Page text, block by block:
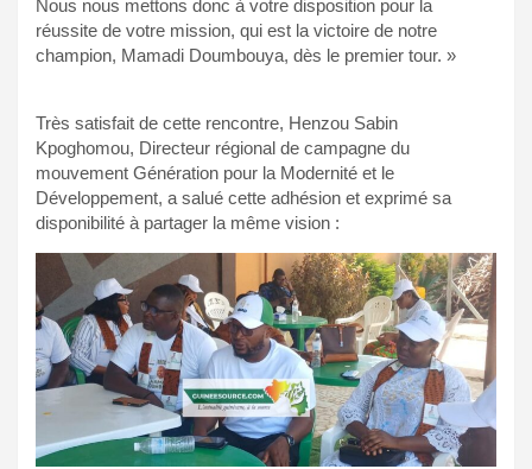
Nous nous mettons donc à votre disposition pour la
réussite de votre mission, qui est la victoire de notre
champion, Mamadi Doumbouya, dès le premier tour. »
Très satisfait de cette rencontre, Henzou Sabin
Kpoghomou, Directeur régional de campagne du
mouvement Génération pour la Modernité et le
Développement, a salué cette adhésion et exprimé sa
disponibilité à partager la même vision :